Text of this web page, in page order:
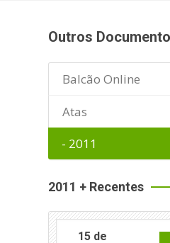
Outros
Balcão Online
Atas
- 2011
2011 + Recentes
15 de